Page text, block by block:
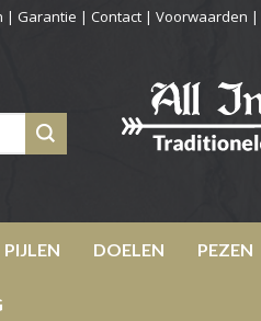
| Garantie | Contact | Voorwaarden |
PIJLEN DOELEN PEZEN